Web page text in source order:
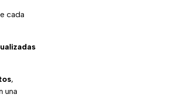
cada
,
una